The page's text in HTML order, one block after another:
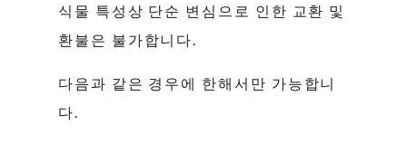
식물 특성상 단순 변심으로 인한 교환 및
환불은 불가합니다.
다음과 같은 경우에 한해서만 가능합니
다.